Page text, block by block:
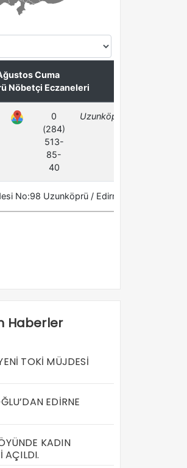
Haberler
TOKİ MÜJDESİ
EDİRNE
KADIN
AÇILDI.